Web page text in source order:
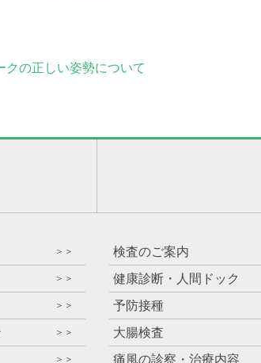
クの正しい姿勢について
＞＞
＞＞
＞＞
＞＞
＞＞
検査のご案内
健康診断・人間ドック
予防接種
大腸検査
痛風の診察・治療内容